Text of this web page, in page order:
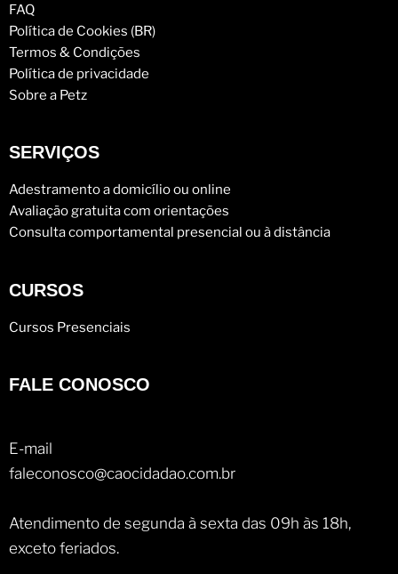
FAQ
Política de Cookies (BR)
Termos & Condições
Política de privacidade
Sobre a Petz
SERVIÇOS
Adestramento a domicílio ou online
Avaliação gratuita com orientações
Consulta comportamental presencial ou à distância
CURSOS
Cursos Presenciais
FALE CONOSCO
E-mail
faleconosco@caocidadao.com.br
Atendimento de segunda à sexta das 09h às 18h,
exceto feriados.